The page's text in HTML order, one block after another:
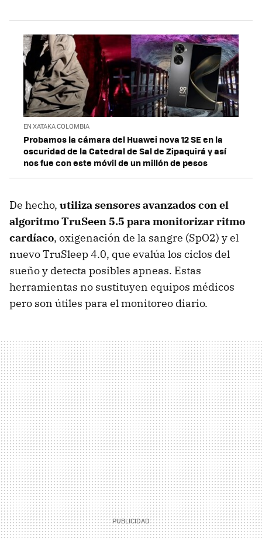
EN XATAKA COLOMBIA
Probamos la cámara del Huawei nova 12 SE en la
oscuridad de la Catedral de Sal de Zipaquirá y así
nos fue con este móvil de un millón de pesos
De hecho, utiliza sensores avanzados con el
algoritmo TruSeen 5.5 para monitorizar ritmo
cardíaco, oxigenación de la sangre (SpO2) y el
nuevo TruSleep 4.0, que evalúa los ciclos del
sueño y detecta posibles apneas. Estas
herramientas no sustituyen equipos médicos
pero son útiles para el monitoreo diario.